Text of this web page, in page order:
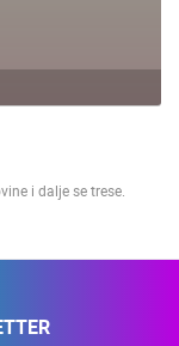
i dalje se trese.